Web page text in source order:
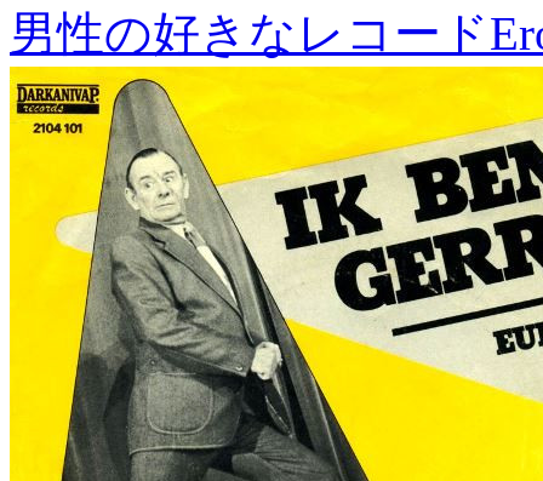
男性の好きなレコード